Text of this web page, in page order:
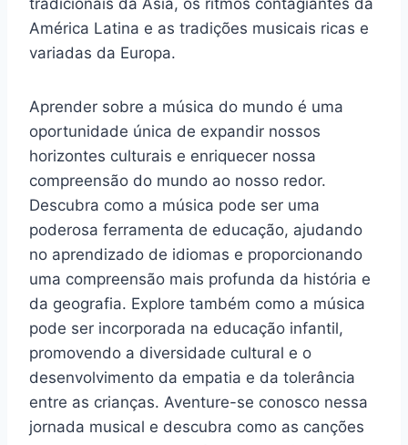
tradicionais da Ásia, os ritmos contagiantes da
América Latina e as tradições musicais ricas e
variadas da Europa.
Aprender sobre a música do mundo é uma
oportunidade única de expandir nossos
horizontes culturais e enriquecer nossa
compreensão do mundo ao nosso redor.
Descubra como a música pode ser uma
poderosa ferramenta de educação, ajudando
no aprendizado de idiomas e proporcionando
uma compreensão mais profunda da história e
da geografia. Explore também como a música
pode ser incorporada na educação infantil,
promovendo a diversidade cultural e o
desenvolvimento da empatia e da tolerância
entre as crianças. Aventure-se conosco nessa
jornada musical e descubra como as canções